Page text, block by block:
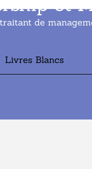
de
Livres Blancs